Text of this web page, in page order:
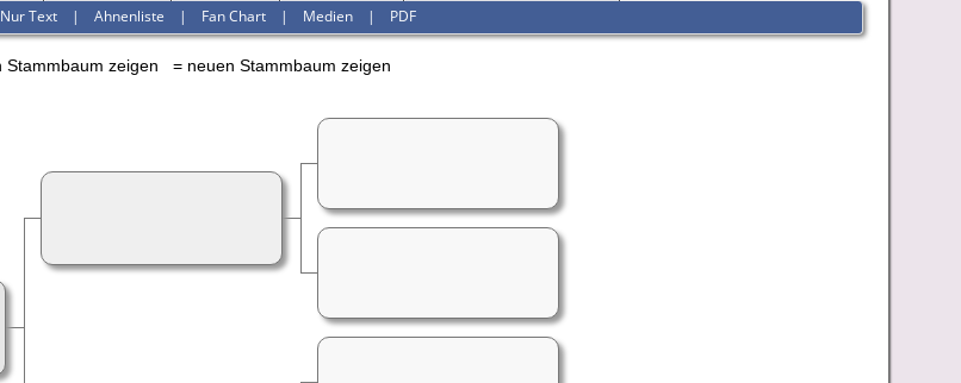
Nur Text| Ahnenliste | Fan Chart| Medien| PDF
= neuen Stammbaum zeigen